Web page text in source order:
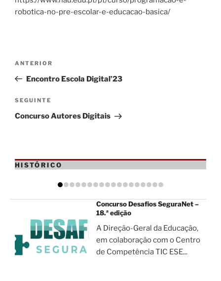
robotica-no-pre-escolar-e-educacao-basica/
artigos
Conteúdo
anterior
ANTERIOR
Encontro Escola Digital’23
Conteúdo
seguinte
SEGUINTE
Concurso Autores Digitais
HISTÓRICO
Concurso Desafios SeguraNet –
18.ª edição
A Direção-Geral da Educação,
em colaboração com o Centro
de Competência TIC ESE...